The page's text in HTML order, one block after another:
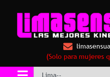
(Solo para mujeres